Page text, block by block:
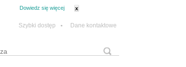
Dowiedz się więcej x
Szybki dostęp • Dane kontaktowe
wyszukiwania